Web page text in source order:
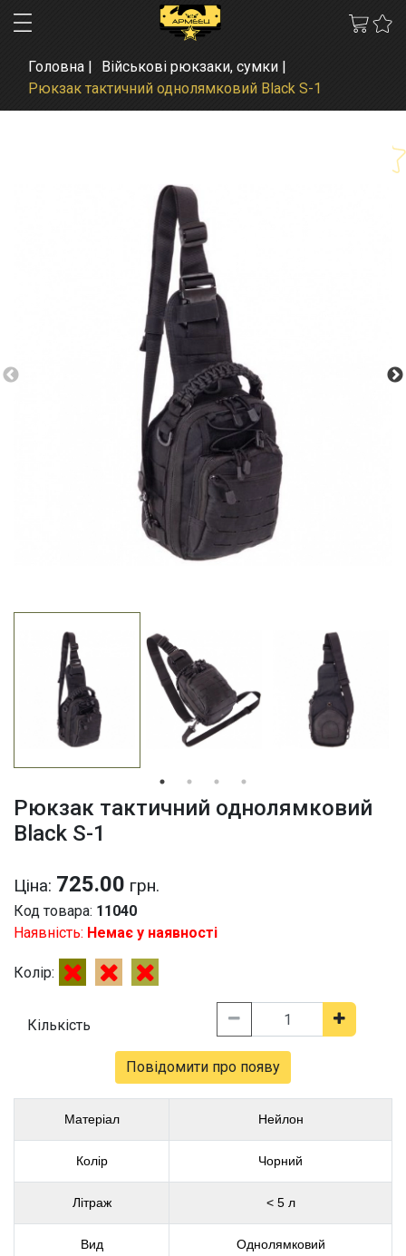
Головна
Військові рюкзаки, сумки
Рюкзак тактичний однолямковий Black S-1
Рюкзак тактичний однолямковий
Black S-1
Ціна: 725.00 грн.
Код товара: 11040
Наявність: Немає у наявності
Колір:
Кількість
Повідомити про появу
Матеріал Нейлон
Колір Чорний
Літраж < 5 л
Вид Однолямковий